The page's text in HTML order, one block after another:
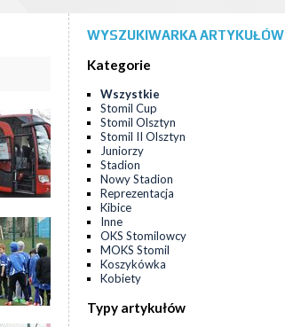
WYSZUKIWARKA ARTYKUŁÓW
Kategorie
Wszystkie
Stomil Cup
Stomil Olsztyn
Stomil II Olsztyn
Juniorzy
Stadion
Nowy Stadion
Reprezentacja
Kibice
Inne
OKS Stomilowcy
MOKS Stomil
Koszykówka
Kobiety
Typy artykułów